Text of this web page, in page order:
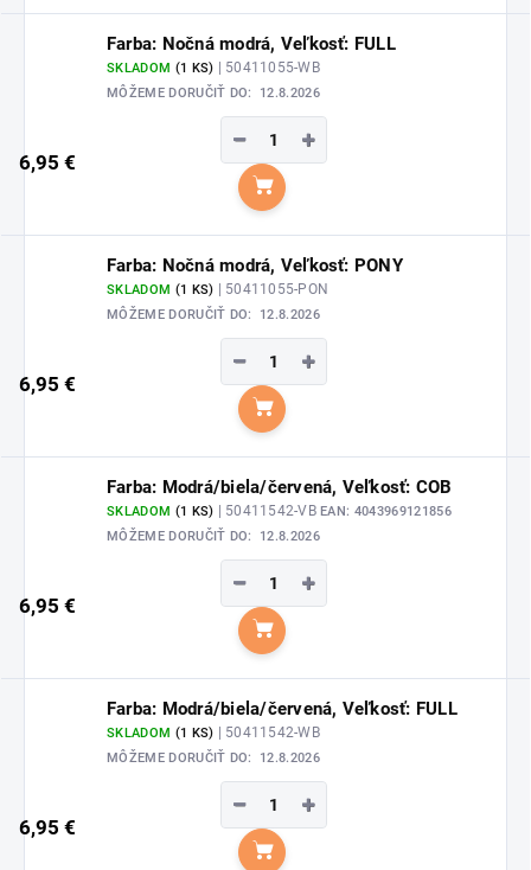
Farba: Nočná modrá, Veľkosť: FULL
SKLADOM (1 KS) | 50411055-WB
MÔŽEME DORUČIŤ DO: 12.8.2026
6,95 €
+
−
Do košíka
Farba: Nočná modrá, Veľkosť: PONY
SKLADOM (1 KS) | 50411055-PON
MÔŽEME DORUČIŤ DO: 12.8.2026
6,95 €
+
−
Do košíka
Farba: Modrá/biela/červená, Veľkosť: COB
SKLADOM (1 KS) | 50411542-VBEAN: 4043969121856
MÔŽEME DORUČIŤ DO:
12.8.2026
6,95 €
+
−
Do košíka
Farba: Modrá/biela/červená, Veľkosť: FULL
SKLADOM (1 KS) | 50411542-WB
MÔŽEME DORUČIŤ DO: 12.8.2026
6,95 €
+
−